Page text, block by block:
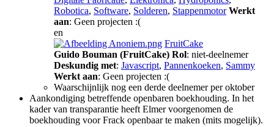
Robotica, Software, Solderen, Stappenmotor Werkt
aan: Geen projecten :(
en
FruitCake
Guido Bouman (FruitCake) Rol: niet-deelnemer
Deskundig met: Javascript, Pannenkoeken, Sammy
Werkt aan: Geen projecten :(
Waarschijnlijk nog een derde deelnemer per oktober
Aankondiging betreffende openbaren boekhouding. In het
kader van transparantie heeft Elmer voorgenomen de
boekhouding voor Frack openbaar te maken (mits mogelijk).